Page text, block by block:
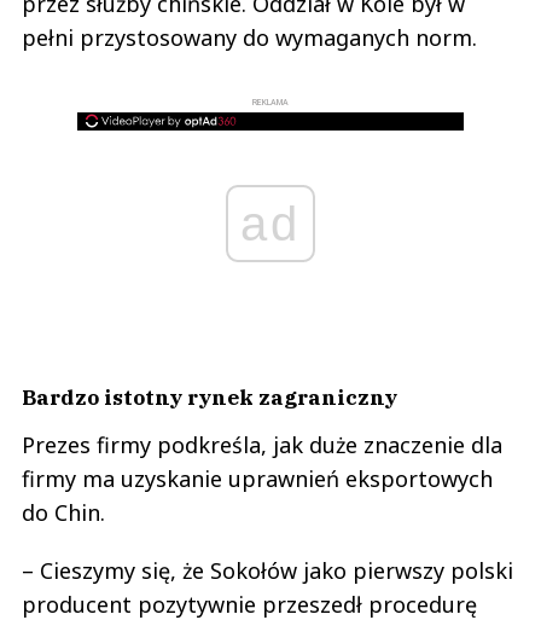
pełni przystosowany do wymaganych norm.
REKLAMA
ad
Bardzo istotny rynek zagraniczny
Prezes firmy podkreśla, jak duże znaczenie dla
firmy ma uzyskanie uprawnień eksportowych
do Chin.
– Cieszymy się, że Sokołów jako pierwszy polski
producent pozytywnie przeszedł procedurę